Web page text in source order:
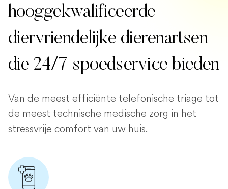
hooggekwalificeerde
diervriendelijke dierenartsen
die 24/7 spoedservice bieden
Van de meest efficiënte telefonische triage tot
de meest technische medische zorg in het
stressvrije comfort van uw huis.